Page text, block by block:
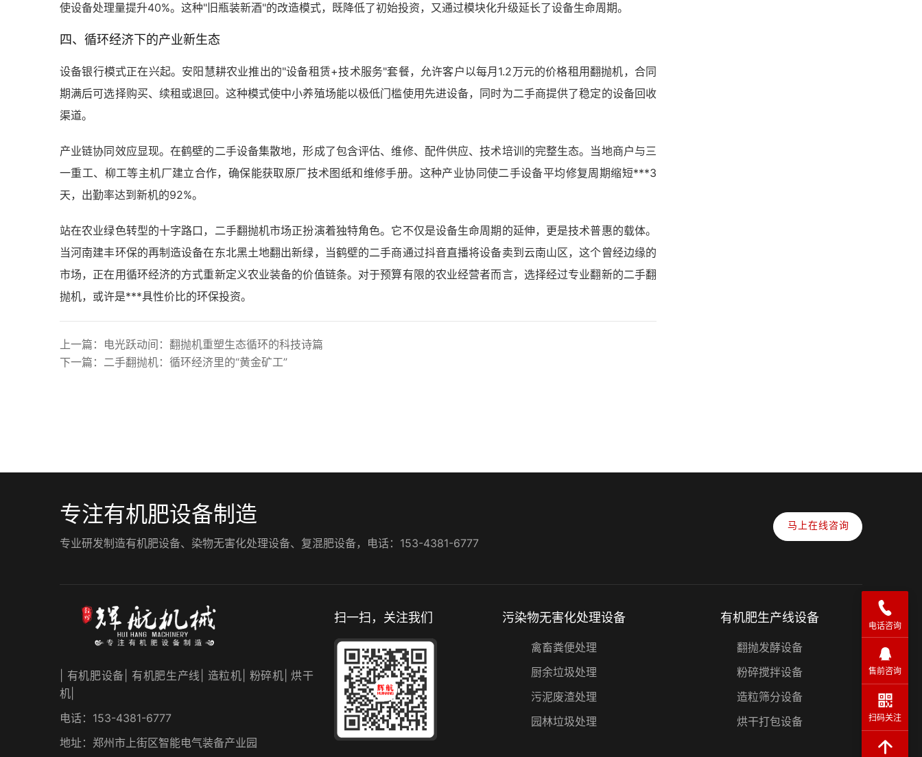
电话咨询
售前咨询
扫码关注
使设备处理量提升40%。这种"旧瓶装新酒"的改造模式，既降低了初始投资，又通过模块化升级延长了设备生命周期。
四、循环经济下的产业新生态
设备银行模式正在兴起。安阳慧耕农业推出的"设备租赁+技术服务"套餐，允许客户以每月1.2万元的价格租用翻抛机，合同
期满后可选择购买、续租或退回。这种模式使中小养殖场能以极低门槛使用先进设备，同时为二手商提供了稳定的设备回收
渠道。
产业链协同效应显现。在鹤壁的二手设备集散地，形成了包含评估、维修、配件供应、技术培训的完整生态。当地商户与三
一重工、柳工等主机厂建立合作，确保能获取原厂技术图纸和维修手册。这种产业协同使二手设备平均修复周期缩短***3
天，出勤率达到新机的92%。
站在农业绿色转型的十字路口，二手翻抛机市场正扮演着独特角色。它不仅是设备生命周期的延伸，更是技术普惠的载体。
当河南建丰环保的再制造设备在东北黑土地翻出新绿，当鹤壁的二手商通过抖音直播将设备卖到云南山区，这个曾经边缘的
市场，正在用循环经济的方式重新定义农业装备的价值链条。对于预算有限的农业经营者而言，选择经过专业翻新的二手翻
抛机，或许是***具性价比的环保投资。
上一篇： 电光跃动间：翻抛机重塑生态循环的科技诗篇
下一篇： 二手翻抛机：循环经济里的“黄金矿工”
专注有机肥设备制造
专业研发制造有机肥设备、染物无害化处理设备、复混肥设备，电话：153-4381-6777
马上在线咨询
| 有机肥设备| 有机肥生产线| 造粒机| 粉碎机| 烘干
机|
电话：153-4381-6777
地址：郑州市上街区智能电气装备产业园
扫一扫，关注我们 污染物无害化处理设备
禽畜粪便处理
厨余垃圾处理
污泥废渣处理
园林垃圾处理
有机肥生产线设备
翻抛发酵设备
粉碎搅拌设备
造粒筛分设备
烘干打包设备